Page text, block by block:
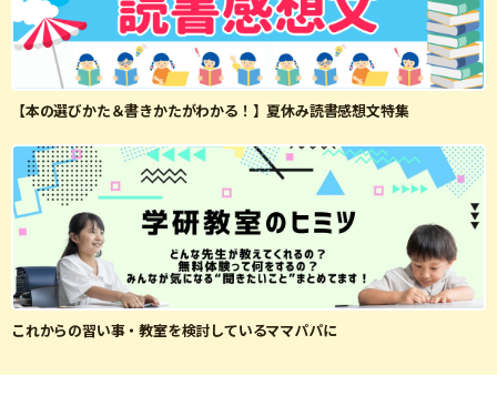
【本の選びかた＆書きかたがわかる！】夏休み読書感想文特集
これからの習い事・教室を検討しているママパパに